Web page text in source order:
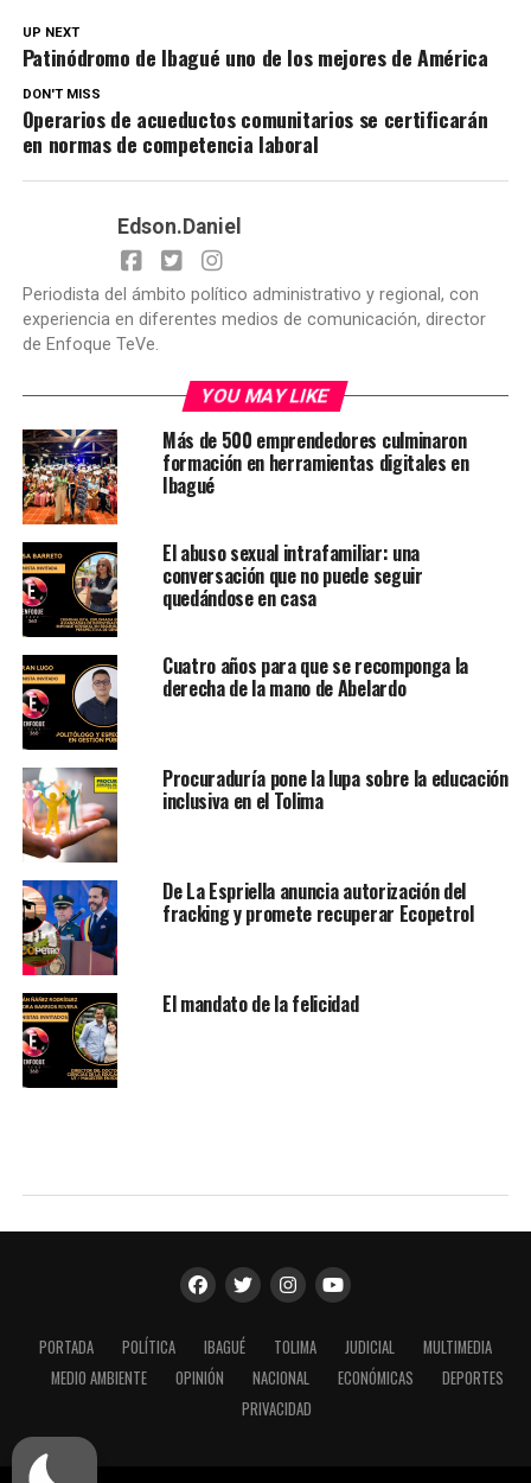
UP NEXT
Patinódromo de Ibagué uno de los mejores de América
DON'T MISS
Operarios de acueductos comunitarios se certificarán
en normas de competencia laboral
Edson.Daniel
Periodista del ámbito político administrativo y regional, con
experiencia en diferentes medios de comunicación, director
de Enfoque TeVe.
YOU MAY LIKE
Más de 500 emprendedores culminaron
formación en herramientas digitales en
Ibagué
El abuso sexual intrafamiliar: una
conversación que no puede seguir
quedándose en casa
Cuatro años para que se recomponga la
derecha de la mano de Abelardo
Procuraduría pone la lupa sobre la educación
inclusiva en el Tolima
De La Espriella anuncia autorización del
fracking y promete recuperar Ecopetrol
El mandato de la felicidad
PORTADA POLÍTICA IBAGUÉ TOLIMA JUDICIAL
MULTIMEDIA
MEDIO AMBIENTE
OPINIÓN NACIONAL ECONÓMICAS
DEPORTES
PRIVACIDAD